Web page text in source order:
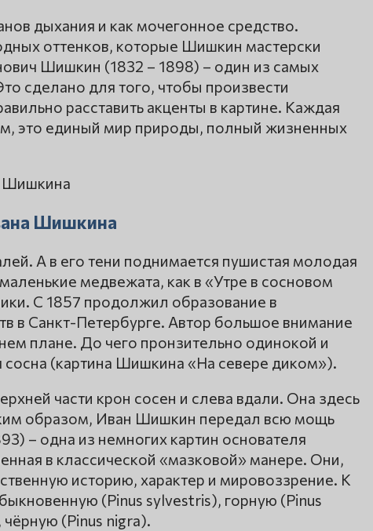
дыхания и как мочегонное средство.
оттенков, которые Шишкин мастерски
Шишкин (1832 – 1898) – один из самых
сделано для того, чтобы произвести
расставить акценты в картине. Каждая
это единый мир природы, полный жизненных
Шишкина
А в его тени поднимается пушистая молодая
медвежата, как в «Утре в сосновом
С 1857 продолжил образование в
в Санкт-Петербурге. Автор большое внимание
плане. До чего пронзительно одинокой и
сосна (картина Шишкина «На севере диком»).
части крон сосен и слева вдали. Она здесь
образом, Иван Шишкин передал всю мощь
– одна из немногих картин основателя
в классической «мазковой» манере. Они,
историю, характер и мировоззрение. К
(Pinus sylvestris), горную (Pinus
(Pinus nigra).